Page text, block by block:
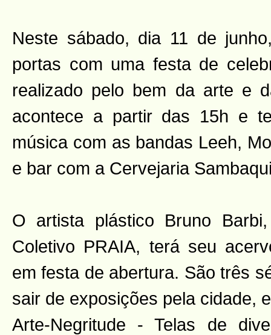
Neste sábado, dia 11 de
portas com uma festa de
realizado pelo bem da arte e
acontece a partir das 15h e
música com as bandas Leeh,
e bar com a Cervejaria
O artista plástico Bruno
Coletivo PRAIA, terá seu
em festa de abertura. São três
sair de exposições pela cidade,
Arte-Negritude - Telas de